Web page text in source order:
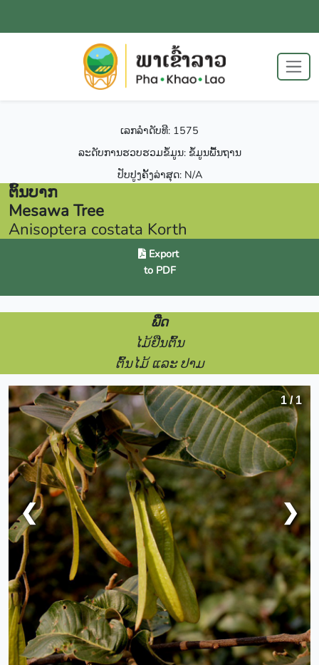
ເລກລຳດັບທີ: 1575
ລະດັບການຮວບຮວມຂໍ້ມູນ: ຂໍ້ມູນພື້ນຖານ
ປັບປູງຄັ້ງລ່າສຸດ: N/A
ຕົ້ນບາກ
Mesawa Tree
Anisoptera costata Korth
Export
to PDF
ພືດ
ໄມ້ຢືນຕົ້ນ
ຕົ້ນໄມ້ ແລະ ປາມ
1 / 1
❮ ❯